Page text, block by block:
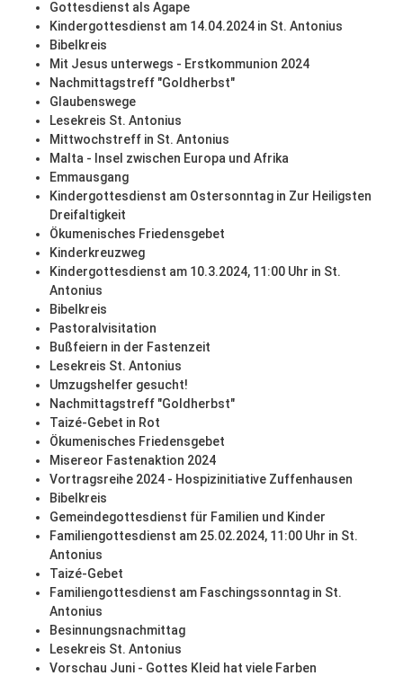
Gottesdienst als Agape
Kindergottesdienst am 14.04.2024 in St. Antonius
Bibelkreis
Mit Jesus unterwegs - Erstkommunion 2024
Nachmittagstreff "Goldherbst"
Glaubenswege
Lesekreis St. Antonius
Mittwochstreff in St. Antonius
Malta - Insel zwischen Europa und Afrika
Emmausgang
Kindergottesdienst am Ostersonntag in Zur Heiligsten
Dreifaltigkeit
Ökumenisches Friedensgebet
Kinderkreuzweg
Kindergottesdienst am 10.3.2024, 11:00 Uhr in St.
Antonius
Bibelkreis
Pastoralvisitation
Bußfeiern in der Fastenzeit
Lesekreis St. Antonius
Umzugshelfer gesucht!
Nachmittagstreff "Goldherbst"
Taizé-Gebet in Rot
Ökumenisches Friedensgebet
Misereor Fastenaktion 2024
Vortragsreihe 2024 - Hospizinitiative Zuffenhausen
Bibelkreis
Gemeindegottesdienst für Familien und Kinder
Familiengottesdienst am 25.02.2024, 11:00 Uhr in St.
Antonius
Taizé-Gebet
Familiengottesdienst am Faschingssonntag in St.
Antonius
Besinnungsnachmittag
Lesekreis St. Antonius
Vorschau Juni - Gottes Kleid hat viele Farben